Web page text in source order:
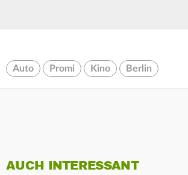
Auto Promi Kino Berlin
AUCH INTERESSANT